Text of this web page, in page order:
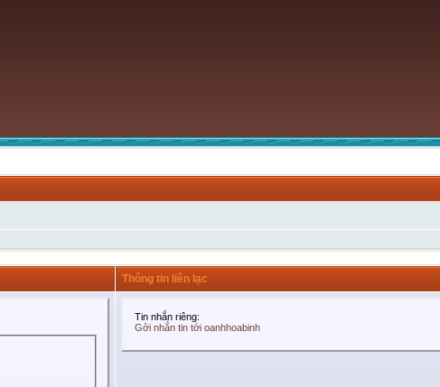
Thông tin liên lạc
Tin nhắn riêng:
Gởi nhắn tin tới oanhhoabinh